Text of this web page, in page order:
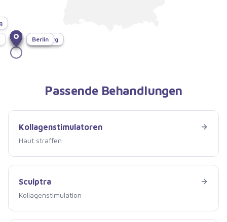
München
Bonn
Dresden
Hamburg
Berlin
Passende Behandlungen
Kollagenstimulatoren
Haut straffen
Kollagenstimulatoren
Sculptra
Kollagenstimulation
Sculptra